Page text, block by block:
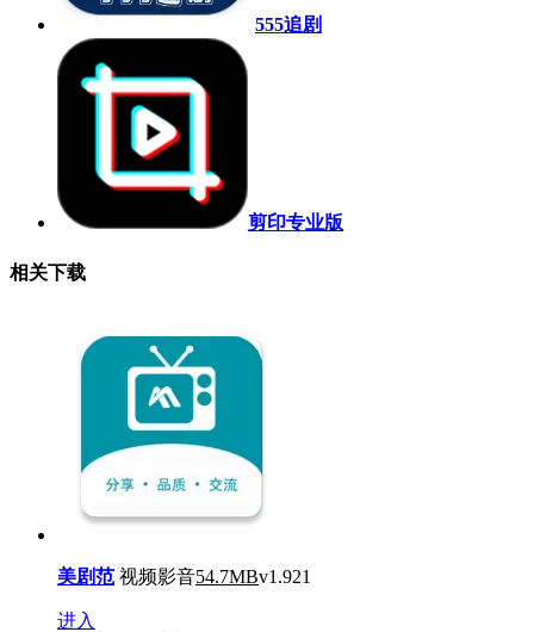
555追剧
剪印专业版
相关下载
美剧范 视频影音54.7MBv1.921
进入